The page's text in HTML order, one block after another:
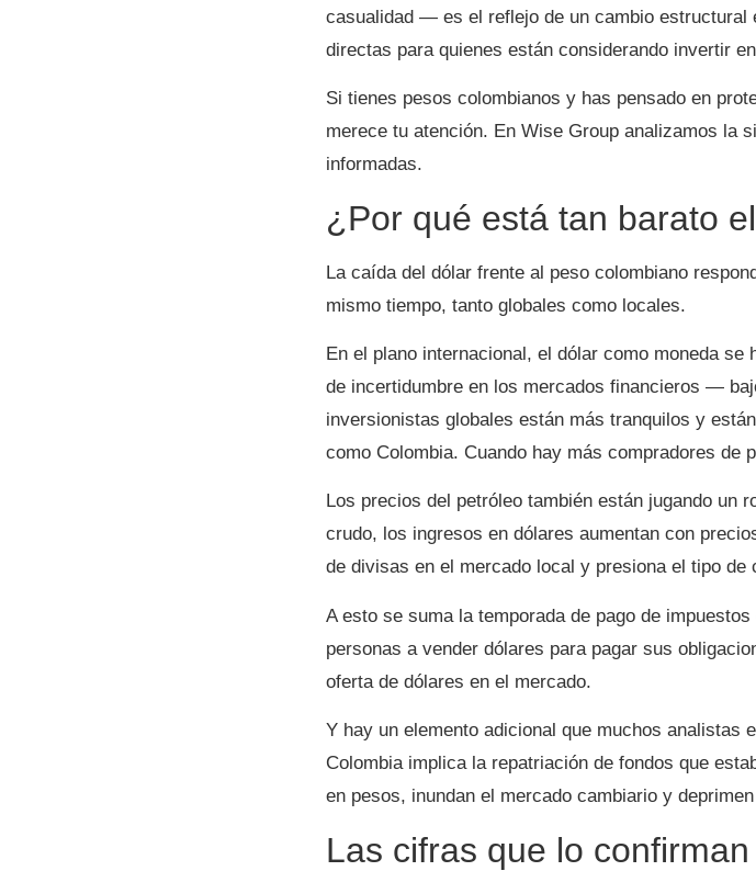
casualidad — es el reflejo de un cambio estructural
directas para quienes están considerando invertir
Si tienes pesos colombianos y has pensado en
merece tu atención. En Wise Group analizamos la
informadas.
¿Por qué está tan barato
La caída del dólar frente al peso colombiano
mismo tiempo, tanto globales como locales.
En el plano internacional, el dólar como moneda
de incertidumbre en los mercados financieros —
inversionistas globales están más tranquilos y
como Colombia. Cuando hay más compradores de
Los precios del petróleo también están jugando un
crudo, los ingresos en dólares aumentan con
de divisas en el mercado local y presiona el tipo de
A esto se suma la temporada de pago de
personas a vender dólares para pagar sus
oferta de dólares en el mercado.
Y hay un elemento adicional que muchos analistas
Colombia implica la repatriación de fondos que
en pesos, inundan el mercado cambiario y
Las cifras que lo confirman